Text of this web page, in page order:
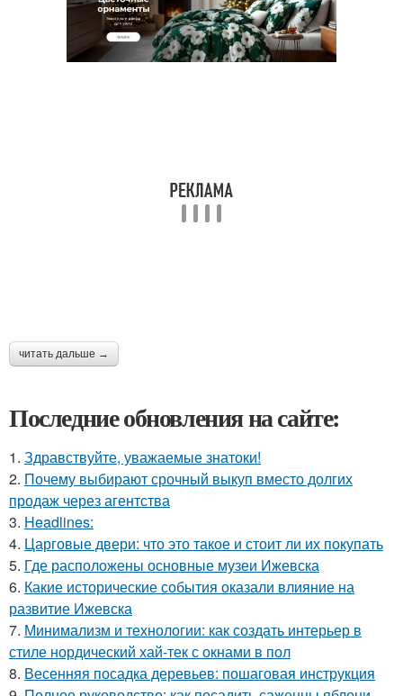
читать дальше →
Последние обновления на сайте:
1. Здравствуйте, уважаемые знатоки!
2. Почему выбирают срочный выкуп вместо долгих
продаж через агентства
3. Headlines:
4. Царговые двери: что это такое и стоит ли их покупать
5. Где расположены основные музеи Ижевска
6. Какие исторические события оказали влияние на
развитие Ижевска
7. Минимализм и технологии: как создать интерьер в
стиле нордический хай-тек с окнами в пол
8. Весенняя посадка деревьев: пошаговая инструкция